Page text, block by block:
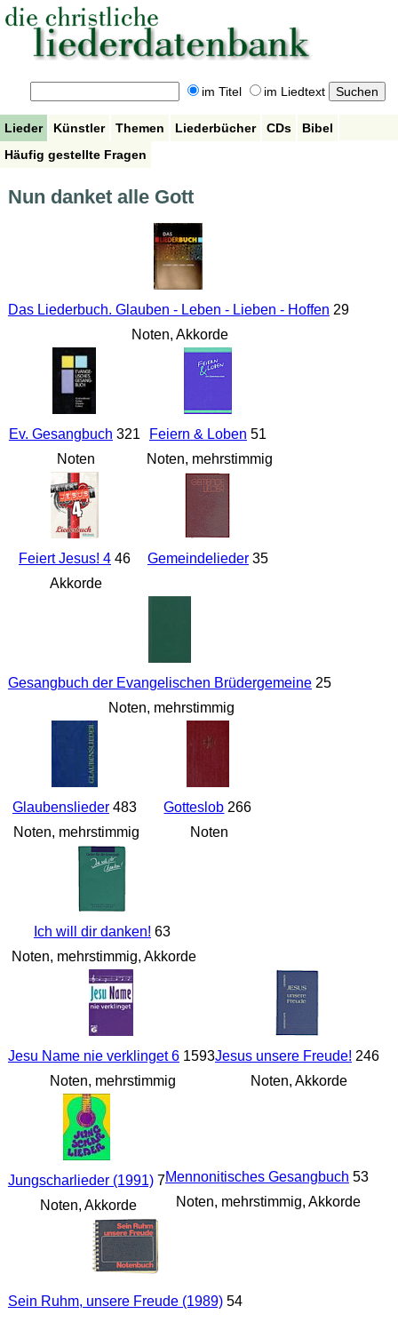
im Titel im Liedtext
Lieder Künstler Themen Liederbücher CDs
Bibel
Häufig gestellte Fragen
Nun danket alle Gott
Das Liederbuch. Glauben - Leben - Lieben - Hoffen 29
Noten, Akkorde
Ev. Gesangbuch 321
Noten
Feiern & Loben 51
Noten, mehrstimmig
Feiert Jesus! 446
Akkorde
Gemeindelieder35
Gesangbuch der Evangelischen Brüdergemeine25
Noten, mehrstimmig
Glaubenslieder483
Noten, mehrstimmig
Gotteslob 266
Noten
Ich will dir danken! 63
Noten, mehrstimmig, Akkorde
Jesu Name nie verklinget 61593
Noten, mehrstimmig
Jesus unsere Freude! 246
Noten, Akkorde
Jungscharlieder (1991)7
Noten, Akkorde
Mennonitisches Gesangbuch 53
Noten, mehrstimmig, Akkorde
Sein Ruhm, unsere Freude (1989)54